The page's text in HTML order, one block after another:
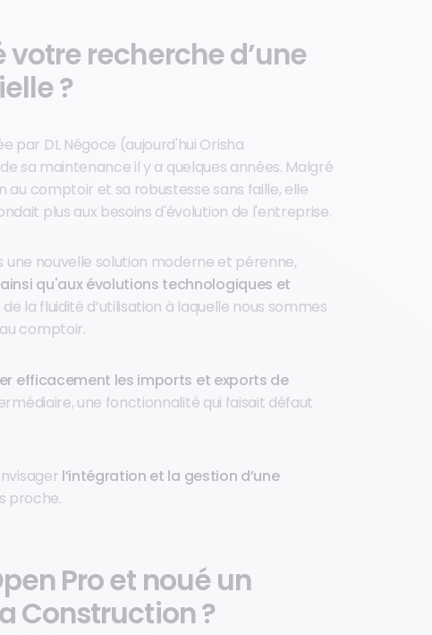
recherche d’une
?
par DL Négoce (aujourd'hui Orisha
sa maintenance il y a quelques années. Malgré
comptoir et sa robustesse sans faille, elle
plus aux besoins d'évolution de l'entreprise.
nouvelle solution moderne et pérenne,
qu'aux évolutions technologiques et
la fluidité d’utilisation à laquelle nous sommes
comptoir.
efficacement les imports et exports de
une fonctionnalité qui faisait défaut
l’intégration et la gestion d’une
proche.
Pro et noué un
Construction ?